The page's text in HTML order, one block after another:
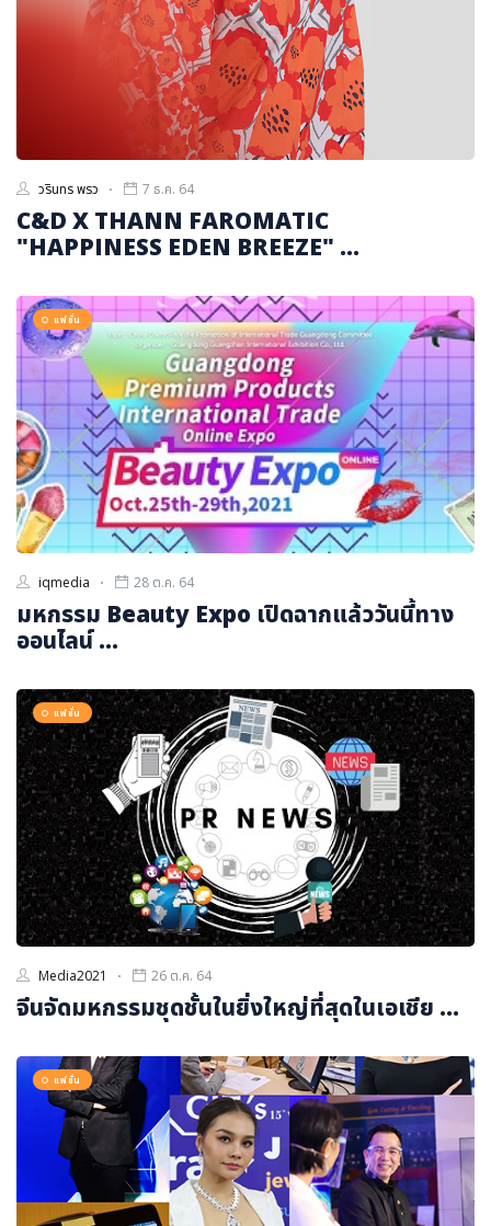
วรินทร พรว 7 ธ.ค. 64
C&D X THANN FAROMATIC
"HAPPINESS EDEN BREEZE" ...
แฟชั่น
iqmedia 28 ต.ค. 64
มหกรรม Beauty Expo เปิดฉากแล้ววันนี้ทาง
ออนไลน์ ...
แฟชั่น
Media2021 26 ต.ค. 64
จีนจัดมหกรรมชุดชั้นในยิ่งใหญ่ที่สุดในเอเชีย ...
แฟชั่น